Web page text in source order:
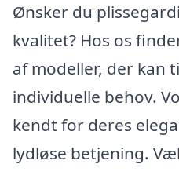
Ønsker du
kvalitet? Hos os
af modeller, der kan
individuelle behov.
kendt for deres
lydløse betjening. Væl